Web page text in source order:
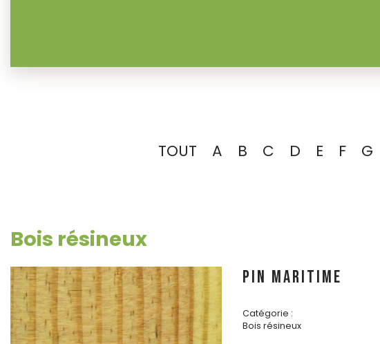
TOUT A B C D E F G
Bois résineux
PIN MARITIME
Catégorie :
Bois résineux